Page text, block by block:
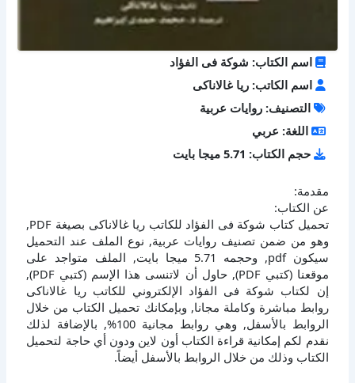
اسم الكتاب: شوكة فى الفؤاد
اسم الكاتب: ريا غالاناكى
التصنيف: روايات عربية
اللغة: عربي
حجم الكتاب: 5.71 ميجا بايت
مقدمة:
عن الكتاب:
تحميل كتاب شوكة فى الفؤاد للكاتب ريا غالاناكى بصيغة PDF,
وهو من ضمن تصنيف روايات عربية, نوع الملف عند التحميل
سيكون pdf, وحجمه 5.71 ميجا بايت, الملف متواجد على
موقعنا (كتبي PDF), حاول أن لاتنسى هذا الإسم (كتبي PDF),
إن لكتاب شوكة فى الفؤاد الإلكتروني للكاتب ريا غالاناكى
روابط مباشرة وكاملة مجانا, وبإمكانك تحميل الكتاب من خلال
الروابط بالأسفل, وهي روابط مجانية 100%, بالإضافة لذلك
نقدم لكم إمكانية قراءة الكتاب أون لاين ودون أي حاجة لتحميل
الكتاب وذلك من خلال الروابط بالأسفل أيضاً.